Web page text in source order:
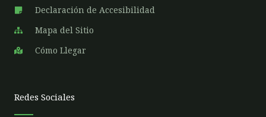
Declaración de Accesibilidad
Mapa del Sitio
Cómo Llegar
Redes Sociales